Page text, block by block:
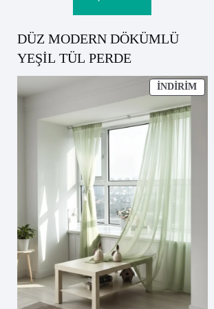
DÜZ MODERN DÖKÜMLÜ
YEŞİL TÜL PERDE
İNDIRIM